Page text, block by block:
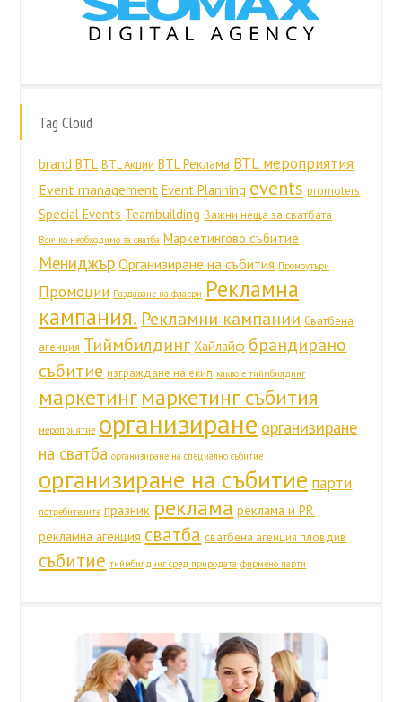
Tag Cloud
brand BTL BTL Акции BTL Реклама BTL мероприятия
Event management Event Planning events promoters
Special Events Teambuilding Важни неща за сватбата
Всичко необходимо за сватба Маркетингово събитие
Мениджър Организиране на събития Промоутъри
Промоции Раздаване на флаери Рекламна
кампания. Рекламни кампании Сватбена
агенция Тиймбилдинг Хайлайф брандирано
събитие изграждане на екип какво е тиймбилдинг
маркетинг маркетинг събития
мероприятие организиране организиране
на сватба организиране на специално събитие
организиране на събитие парти
потребителите празник реклама реклама и PR
рекламна агенция сватба сватбена агенция пловдив
събитие тиймбилдинг сред природата фирмено парти